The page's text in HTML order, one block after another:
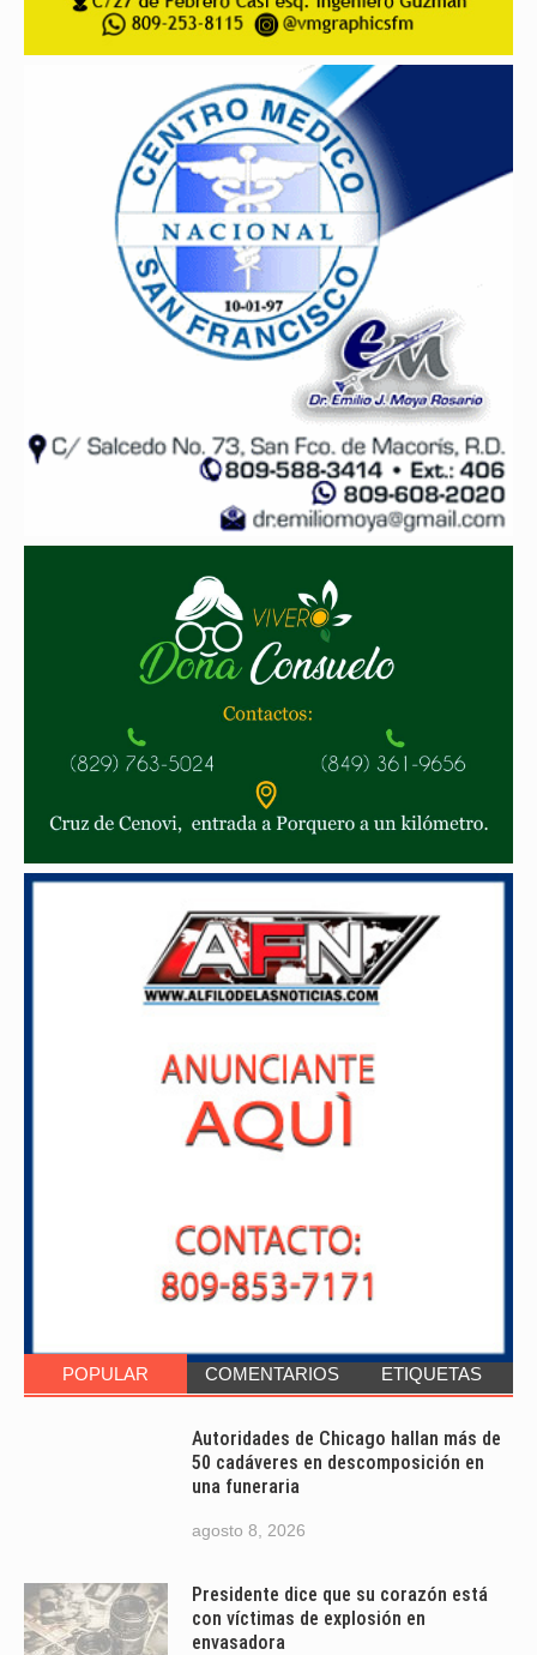
POPULAR COMENTARIOS ETIQUETAS
Autoridades de Chicago hallan más de
50 cadáveres en descomposición en
una funeraria
agosto 8, 2026
Presidente dice que su corazón está
con víctimas de explosión en
envasadora